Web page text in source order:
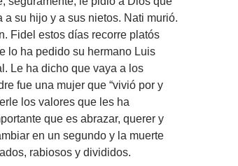
su hijo y a sus nietos. Nati murió.
Fidel estos días recorre platós
lo ha pedido su hermano Luis
Le ha dicho que vaya a los
fue una mujer que “vivió por y
los valores que les ha
que es abrazar, querer y
en un segundo y la muerte
rabiosos y divididos.